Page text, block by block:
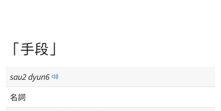
「手段」
sau2dyun6
名詞